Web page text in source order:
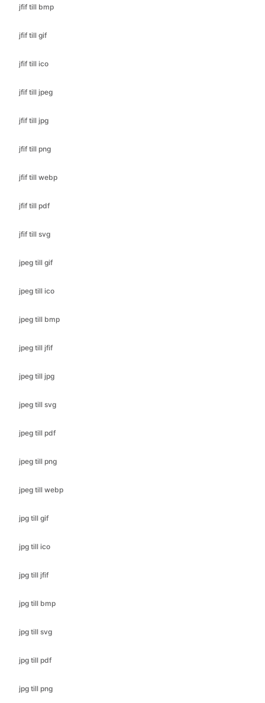
jfif till ico
jfif till jpeg
jfif till jpg
jfif till png
jfif till webp
jfif till pdf
jfif till svg
jpeg till gif
jpeg till ico
jpeg till bmp
jpeg till jfif
jpeg till jpg
jpeg till svg
jpeg till pdf
jpeg till png
jpeg till webp
jpg till gif
jpg till ico
jpg till jfif
jpg till bmp
jpg till svg
jpg till pdf
jpg till png
nef till bmp
nef till gif